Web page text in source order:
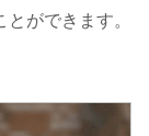
とができます。